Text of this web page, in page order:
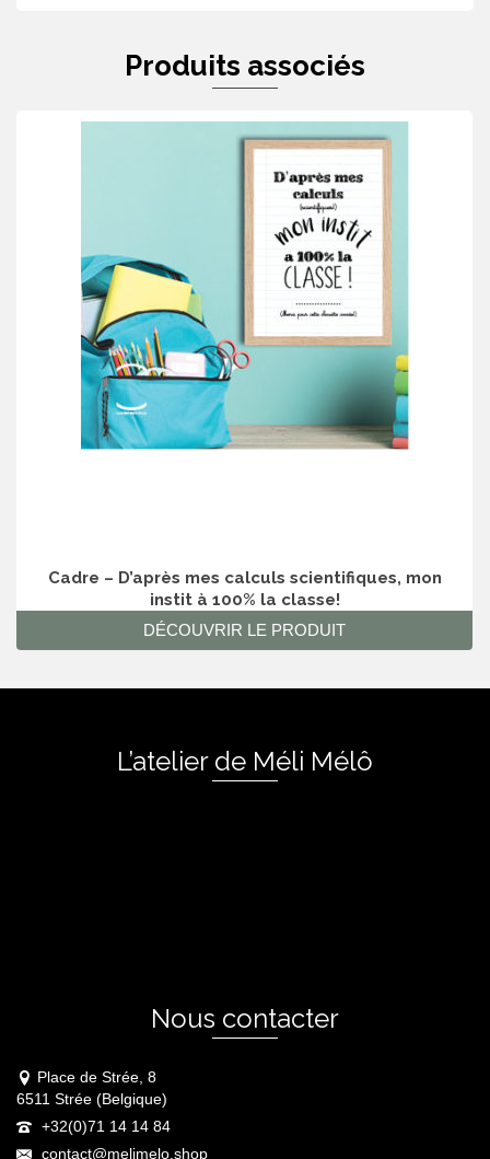
Produits associés
Cadre – D’après mes calculs scientifiques, mon
instit à 100% la classe!
DÉCOUVRIR LE PRODUIT
L’atelier de Méli Mélô
Nous contacter
Place de Strée, 8
6511 Strée (Belgique)
+32(0)71 14 14 84
contact@melimelo.shop